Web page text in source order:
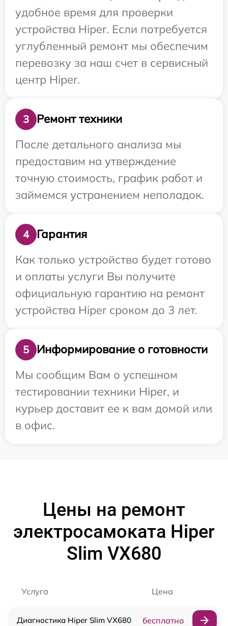
удобное время для проверки
устройства Hiper. Если потребуется
углубленный ремонт мы обеспечим
перевозку за наш счет в сервисный
центр Hiper.
3
Ремонт техники
После детального анализа мы
предоставим на утверждение
точную стоимость, график работ и
займемся устранением неполадок.
4
Гарантия
Как только устройство будет готово
и оплаты услуги Вы получите
официальную гарантию на ремонт
устройства Hiper сроком до 3 лет.
5
Информирование о готовности
Мы сообщим Вам о успешном
тестировании техники Hiper, и
курьер доставит ее к вам домой или
в офис.
Цены на ремонт
электросамоката Hiper
Slim VX680
Услуга Цена
Диагностика Hiper Slim VX680 бесплатно